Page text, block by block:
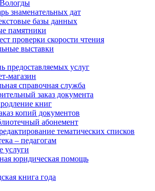
знаменательных дат
базы данных
памятники
проверки скорости чтения
выставки
предоставляемых услуг
магазин
справочная служба
заказ документа
книг
копий документов
абонемент
тематических списков
– педагогам
услуги
юридическая помощь
книга года